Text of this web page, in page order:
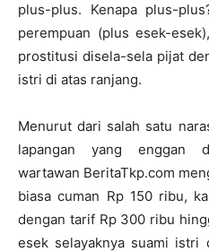
plus-plus. Kenapa plus-
perempuan (plus esek-
prostitusi disela-sela pijat
istri di atas ranjang.
Menurut dari salah satu
lapangan yang enggan
wartawan BeritaTkp.com
biasa cuman Rp 150 ribu,
dengan tarif Rp 300 ribu
esek selayaknya suami istri